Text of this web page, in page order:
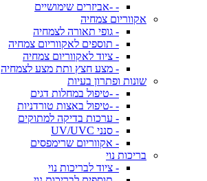
- -אביזרים שימושיים
אקווריום צמחיה
- גופי תאורה לצמחיה
- תוספים לאקווריום צמחיה
- ציוד לאקווריום צמחיה
- מצע חצץ ותת מצע לצמחיה
שונות ופתרון בעיות
- -טיפול במחלות דגים
- -טיפול באצות טורדניות
- ערכות בדיקה למתוקים
- סנני UV/UVC
- אקווריום שרימפסים
בריכות נוי
- ציוד לבריכות נוי